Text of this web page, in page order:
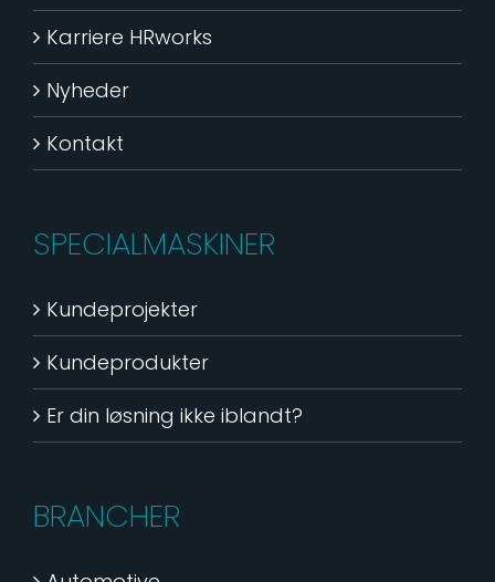
Karriere HRworks
Nyheder
Kontakt
SPECIALMASKINER
Kundeprojekter
Kundeprodukter
Er din løsning ikke iblandt?
BRANCHER